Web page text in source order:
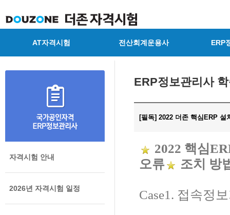
AT자격시험 전산회계운용사 ERP
자격시험 안내
2026년 자격시험 일정
ERP정보관리사
[필독] 2022 더존 핵심ERP 설
2022 핵심
오류
조치 방
Case1. 접속정